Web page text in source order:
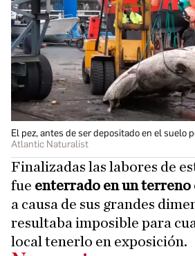
El pez, antes de ser depositado en el suelo
Atlantic Naturalist
Finalizadas las labores de
fue enterrado en un terreno
a causa de sus grandes
resultaba imposible para
local tenerlo en exposición.